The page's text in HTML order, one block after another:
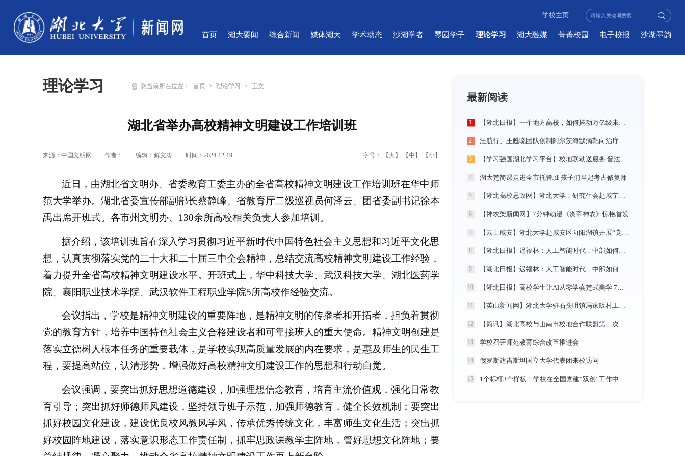
学校主页
首页 湖大要闻 综合新闻 媒体湖大 学术动态 沙湖学者 琴园学子 理论学习 湖大融媒 菁菁校园 电子校报 沙湖墨韵
理论学习 您当前所在位置： 首页 > 理论学习 > 正文
湖北省举办高校精神文明建设工作培训班
来源：中国文明网 作者： 编辑：鲜文涛 时间：2024-12-19 字号： 【大】 【中】 【小】
近日，由湖北省文明办、省委教育工委主办的全省高校精神文明建设工作培训班在华中师
范大学举办。湖北省委宣传部副部长蔡静峰、省教育厅二级巡视员何泽云、团省委副书记徐本
禹出席开班式。各市州文明办、130余所高校相关负责人参加培训。
据介绍，该培训班旨在深入学习贯彻习近平新时代中国特色社会主义思想和习近平文化思
想，认真贯彻落实党的二十大和二十届三中全会精神，总结交流高校精神文明建设工作经验，
着力提升全省高校精神文明建设水平。开班式上，华中科技大学、武汉科技大学、湖北医药学
院、襄阳职业技术学院、武汉软件工程职业学院5所高校作经验交流。
会议指出，学校是精神文明建设的重要阵地，是精神文明的传播者和开拓者，担负着贯彻
党的教育方针，培养中国特色社会主义合格建设者和可靠接班人的重大使命。精神文明创建是
落实立德树人根本任务的重要载体，是学校实现高质量发展的内在要求，是惠及师生的民生工
程，要提高站位，认清形势，增强做好高校精神文明建设工作的思想和行动自觉。
会议强调，要突出抓好思想道德建设，加强理想信念教育，培育主流价值观，强化日常教
育引导；突出抓好师德师风建设，坚持领导班子示范，加强师德教育，健全长效机制；要突出
抓好校园文化建设，建设优良校风教风学风，传承优秀传统文化，丰富师生文化生活；突出抓
好校园阵地建设，落实意识形态工作责任制，抓牢思政课教学主阵地，管好思想文化阵地；要
最新阅读
1 【湖北日报】一个地方高校，如何撬动万亿级未来产业
2 汪航行、王甦晓团队创制阿尔茨海默病靶向治疗新材料
3 【学习强国湖北学习平台】校地联动送服务 普法智援润乡野 湖北大学开展基层“三送”活动
4 湖大楚简课走进全市托管班 孩子们当起考古修复师
5 【湖北高校思政网】湖北大学：研究生会赴咸宁市开展“党建引领三无小区治理”社会实践活动
6 【神农架新闻网】7分钟动漫《炎帝神农》惊艳首发
7 【云上咸安】湖北大学赴咸安区向阳湖镇开展“党建引领农村社区治理”调研服务活动
8 【湖北日报】迟福林：人工智能时代，中部如何走在前？
9 【湖北日报】迟福林：人工智能时代，中部如何走在前？
10 【湖北日报】高校学生让AI从零学会楚式美学 7分钟动漫《炎帝神农》惊艳首发
11 【英山新闻网】湖北大学驻石头咀镇冯家畈村工作队：全力守护人民群众生命财产安全
12 【简讯】湖北高校与山南市校地合作联盟第二次全体会议在我校召开
13 学校召开师范教育综合改革推进会
14 俄罗斯达吉斯坦国立大学代表团来校访问
15 1个标杆3个样板！学校在全国党建“双创”工作中再创佳绩